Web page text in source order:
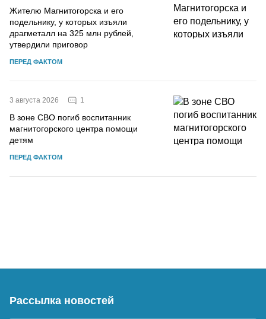
Жителю Магнитогорска и его
подельнику, у которых изъяли
драгметалл на 325 млн рублей,
утвердили приговор
ПЕРЕД ФАКТОМ
3 августа 2026 1
В зоне СВО погиб воспитанник
магнитогорского центра помощи
детям
ПЕРЕД ФАКТОМ
Рассылка новостей